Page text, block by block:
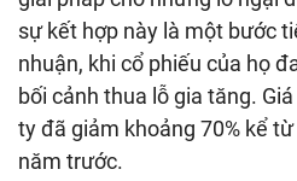
sự kết hợp này là một bước
nhuận, khi cổ phiếu của họ
bối cảnh thua lỗ gia tăng.
ty đã giảm khoảng 70% kể
năm trước.